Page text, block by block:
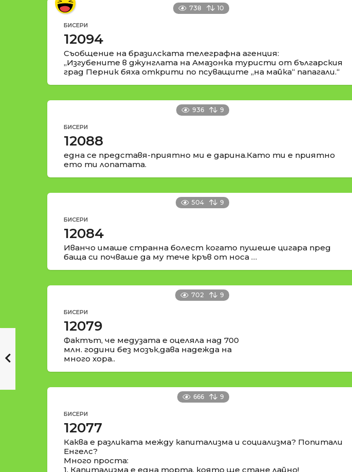
738 10
БИСЕРИ
12094
Съобщение на бразилската телеграфна агенция:
„Изгубените в джунглата на Амазонка туристи от българския
град Перник бяха открити по псуващите „на майка“ папагали.“
936 9
БИСЕРИ
12088
една се представя-приятно ми е дарина.Като ти е приятно
ето ти лопатата.
504 9
БИСЕРИ
12084
Иванчо имаше странна болест когато пушеше цигара пред
баща си почваше да му тече кръв от носа …
702 9
БИСЕРИ
12079
Фактът, че медузата е оцеляла над 700
млн. години без мозък,дава надежда на
много хора..
666 9
БИСЕРИ
12077
Каква е разликата между капитализма и социализма? Попитали
Енгелс?
Много проста:
1. Капитализма е една торта, която ще стане лайно!